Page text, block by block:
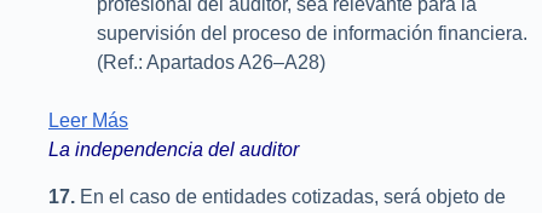
profesional del auditor, sea relevante para la
supervisión del proceso de información financiera.
(Ref.: Apartados A26–A28)
Leer Más
La independencia del auditor
17. En el caso de entidades cotizadas, será objeto de